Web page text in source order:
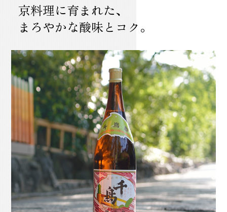
京料理に育まれた、
まろやかな酸味とコク。